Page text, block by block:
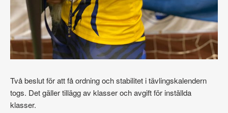
Två beslut för att få ordning och stabilitet i tävlingskalendern
togs. Det gäller tillägg av klasser och avgift för inställda
klasser.